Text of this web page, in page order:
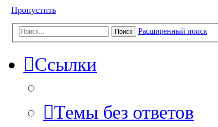
Пропустить
Поиск Расширенный поиск
Ссылки
Темы без ответов